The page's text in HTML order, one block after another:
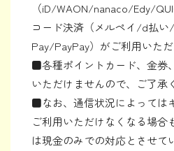
（iD/WAON/nanaco/Edy/
コード決済（メルペイ/d払
Pay/PayPay）がご利用いただ
■各種ポイントカード、金券
いただけませんので、ご了承
■なお、通信状況によっては
ご利用いただけなくなる場合
は現金のみでの対応とさせて